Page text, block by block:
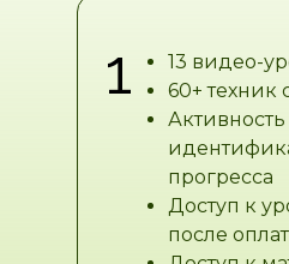
1
13 видео-
60+
прогресса
Доступ к
после